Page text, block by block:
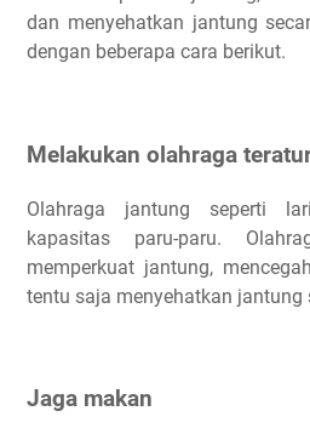
dan menyehatkan jantung
dengan beberapa cara berikut.
Melakukan olahraga
Olahraga jantung seperti
kapasitas paru-paru.
memperkuat jantung,
tentu saja menyehatkan jantung
Jaga makan